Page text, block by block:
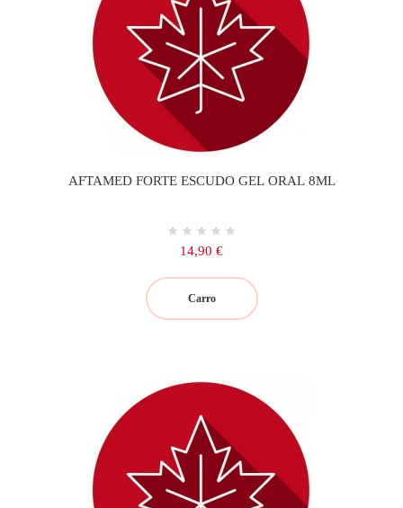
AFTAMED FORTE ESCUDO GEL ORAL 8ML
Precio
14,90 €
Carro